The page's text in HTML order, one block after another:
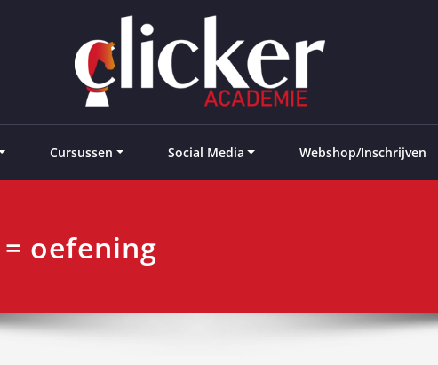
Cursussen Social Media Webshop/Inschrijven
oefening